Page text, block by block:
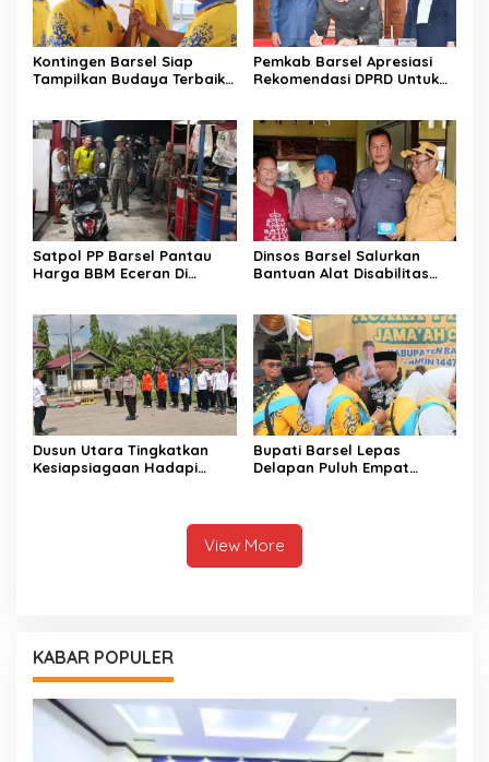
Kontingen Barsel Siap
Tampilkan Budaya Terbaik
Pemkab Barsel Apresiasi
Rekomendasi DPRD Untuk
Satpol PP Barsel Pantau
Harga BBM Eceran Di
Dinsos Barsel Salurkan
Bantuan Alat Disabilitas
Dusun Utara Tingkatkan
Kesiapsiagaan Hadapi
Bupati Barsel Lepas
Delapan Puluh Empat
View More
KABAR POPULER